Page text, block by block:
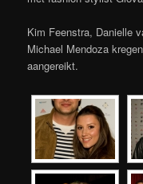
Kim Feenstra, Danielle
Michael Mendoza
aangereikt.